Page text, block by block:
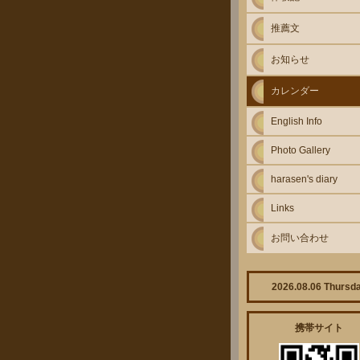
推薦文
お知らせ
カレンダー
English Info
Photo Gallery
harasen's diary
Links
お問い合わせ
2026.08.06
携帯サイト